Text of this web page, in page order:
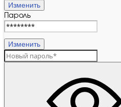
Изменить
Пароль
Изменить